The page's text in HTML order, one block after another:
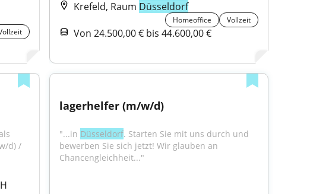
Krefeld, Raum Düsseldorf
Homeoffice Vollzeit
Von 24.500,00 € bis 44.600,00 €
lagerhelfer (m/w/d)
"...in Düsseldorf. Starten Sie mit uns durch und
bewerben Sie sich jetzt! Wir glauben an
Chancengleichheit..."